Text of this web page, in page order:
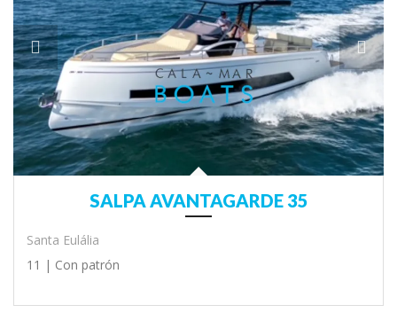
SALPA AVANTAGARDE 35
Santa Eulália
11 | Con patrón